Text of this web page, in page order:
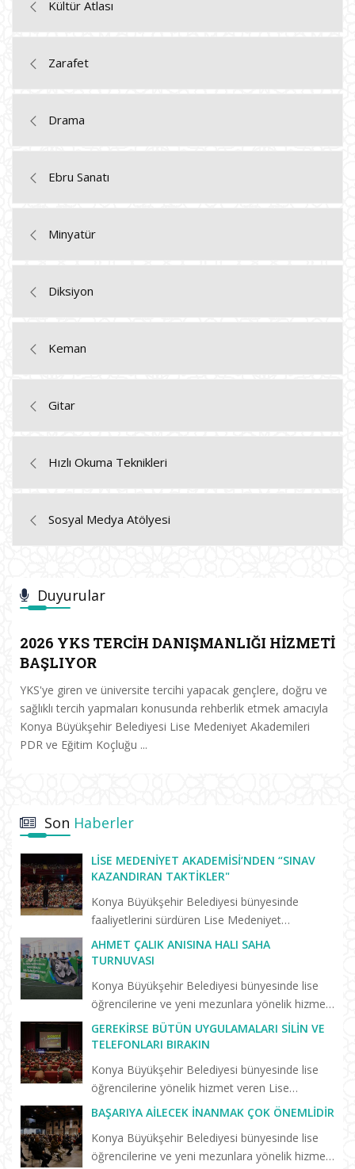
Kültür Atlası
Zarafet
Drama
Ebru Sanatı
Minyatür
Diksiyon
Keman
Gitar
Hızlı Okuma Teknikleri
Sosyal Medya Atölyesi
Duyurular
2026 YKS TERCİH DANIŞMANLIĞI HİZMETİ
BAŞLIYOR
YKS'ye giren ve üniversite tercihi yapacak gençlere, doğru ve
sağlıklı tercih yapmaları konusunda rehberlik etmek amacıyla
Konya Büyükşehir Belediyesi Lise Medeniyet Akademileri
PDR ve Eğitim Koçluğu ...
Son Haberler
LISE MEDENIYET AKADEMISI’NDEN “SINAV
KAZANDIRAN TAKTIKLER"
Konya Büyükşehir Belediyesi bünyesinde
faaliyetlerini sürdüren Lise Medeniyet
Akademisi’nde “Birlikte Başaracağız”
programları yeni eğitim öğretim dönemiyle
AHMET ÇALIK ANISINA HALI SAHA
TURNUVASI
Konya Büyükşehir Belediyesi bünyesinde lise
öğrencilerine ve yeni mezunlara yönelik hizmet
veren Lise Medeniyet Akademisi’nde trafik
kazasında hayatını kaybeden Konyasporlu
GEREKIRSE BÜTÜN UYGULAMALARI SILIN VE
TELEFONLARI BIRAKIN
Konya Büyükşehir Belediyesi bünyesinde lise
öğrencilerine yönelik hizmet veren Lise
Medeniyet Akademisi’nin “Birlikte Başaracağız”
programları sürüyor. Selçuklu Kongre
Merkezi’nde düzenlenen “Başarm...
BAŞARIYA AILECEK İNANMAK ÇOK ÖNEMLIDIR
Konya Büyükşehir Belediyesi bünyesinde lise
öğrencilerine ve yeni mezunlara yönelik hizmet